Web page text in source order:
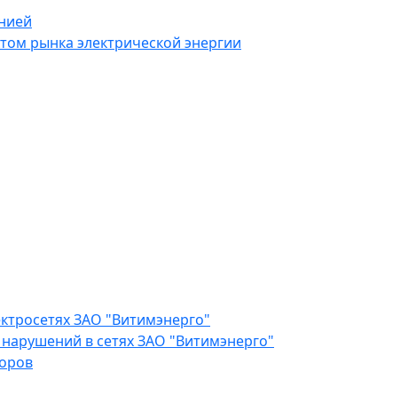
рынка электрической энергии
ЗАО "Витимэнерго"
в сетях ЗАО "Витимэнерго"